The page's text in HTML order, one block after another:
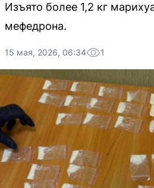
Изъято более 1,2 кг
мефедрона.
15 мая, 2026, 06:34 1